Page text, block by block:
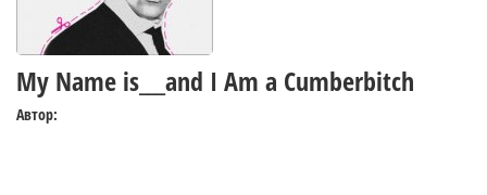
My Name is___and I Am a Cumberbitch
Автор: